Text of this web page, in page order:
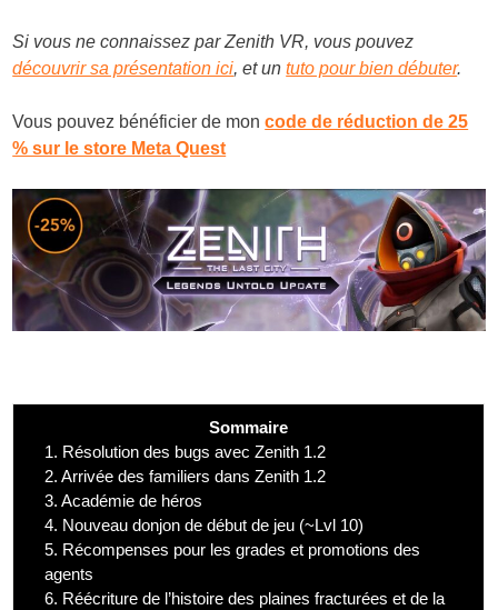
Si vous ne connaissez par Zenith VR, vous pouvez
découvrir sa présentation ici, et untuto pour bien débuter.
Vous pouvez bénéficier de moncode de réduction de 25
% sur le store Meta Quest
Sommaire
1. Résolution des bugs avec Zenith 1.2
2. Arrivée des familiers dans Zenith 1.2
3. Académie de héros
4. Nouveau donjon de début de jeu (~Lvl 10)
5. Récompenses pour les grades et promotions des
agents
6. Réécriture de l’histoire des plaines fracturées et de la